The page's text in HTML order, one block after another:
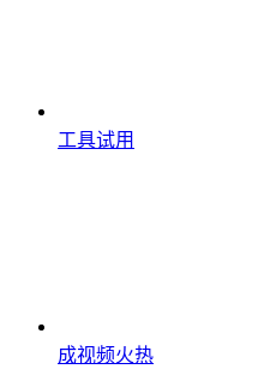
工具试用
成视频火热